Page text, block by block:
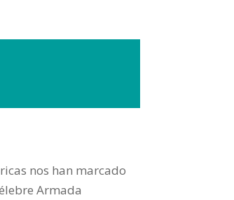
nos han marcado
Armada